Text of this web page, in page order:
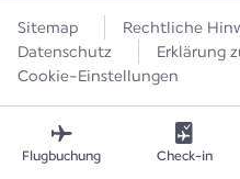
Sitemap Rechtliche
Datenschutz
Erklärung
Cookie-Einstellungen
Flugbuchung Check-in